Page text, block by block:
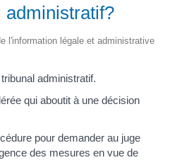
administratif?
l'information légale et administrative
administratif.
qui aboutit à une décision
pour demander au juge
des mesures en vue de